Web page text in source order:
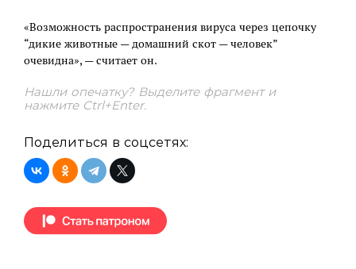
«Возможность распространения вируса через цепочку
“дикие животные — домашний скот — человек”
очевидна», — считает он.
Нашли опечатку? Выделите фрагмент и
нажмите Ctrl+Enter.
Поделиться в соцсетях: